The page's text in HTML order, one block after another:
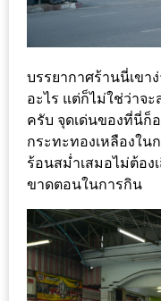
FARM
ที่
เอาชนะ
ใจ
กรรมการ
จาก
THE
DISH
EVENT
บรรยากาศร้านนี่เขา
อะไร แต่ก็ไม่ใช่ว่าจ
ครับ จุดเด่นของที่นี่ก็อ
กระทะทองเหลืองใน
ร้อนสม่ำเสมอไม่ต้อ
ขาดตอนในการกิน